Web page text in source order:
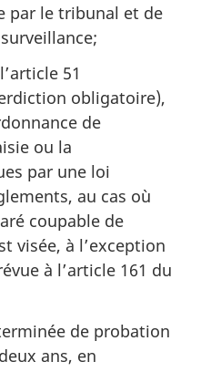
par le tribunal et de
51
obligatoire),
de
ou la
par une loi
au cas où
coupable de
visée, à l’exception
à l’article 161 du
de probation
ans, en